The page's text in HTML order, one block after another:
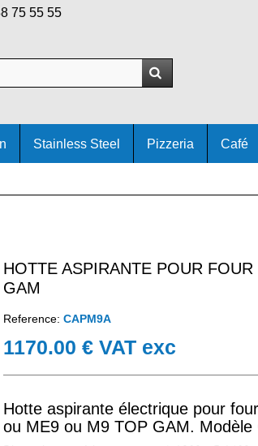
75 55 55
Stainless Steel Pizzeria Café
HOTTE ASPIRANTE POUR
GAM
Reference: CAPM9A
1170.00 € VAT exc
Hotte aspirante électrique pour
ou ME9 ou M9 TOP GAM. Modèle